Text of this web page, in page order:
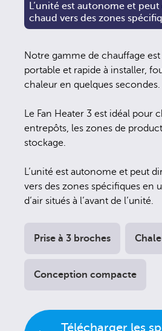
L’unité est autonome et peut
chaud vers des zones
Notre gamme de chauffage
portable et rapide à installer,
chaleur en quelques secondes.
Le Fan Heater 3 est idéal pour
entrepôts, les zones de
stockage.
L’unité est autonome et peut
vers des zones spécifiques en
d’air situés à l’avant de l’unité.
Prise à 3 broches
Conception compacte
Télécharger les